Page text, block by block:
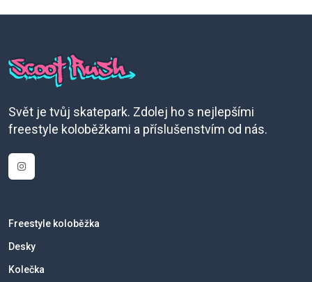
Svět je tvůj skatepark. Zdolej ho s nejlepšími
freestyle koloběžkami a příslušenstvím od nás.
Freestyle koloběžka
Desky
Kolečka